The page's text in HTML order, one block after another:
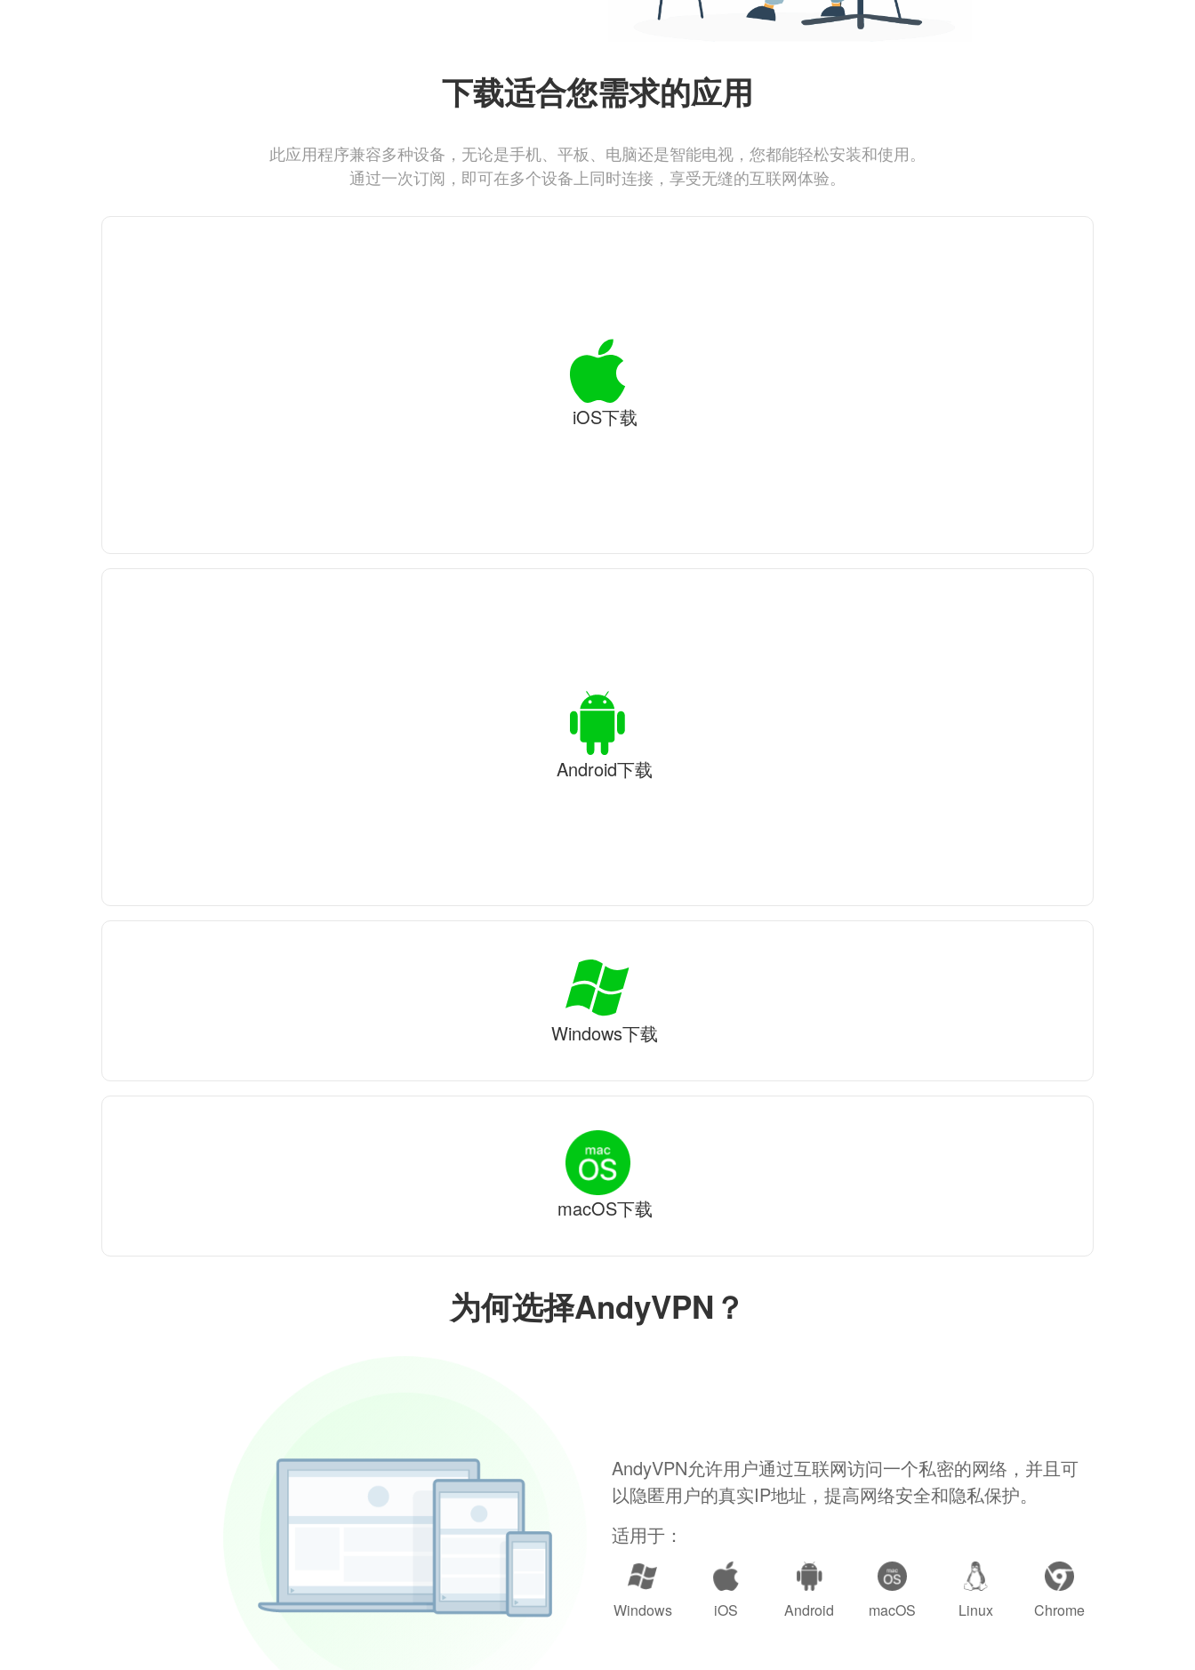
为何选择AndyVPN？
AndyVPN允许用户通过互联网访问一个私密的网络，并且可
以隐匿用户的真实IP地址，提高网络安全和隐私保护。
适用于：
Windows iOS Android macOS Linux Chrome
下载适合您需求的应用
此应用程序兼容多种设备，无论是手机、平板、电脑还是智能电视，您都能轻松安装和使用。
通过一次订阅，即可在多个设备上同时连接，享受无缝的互联网体验。
iOS下载
Android下载
Windows下载
macOS下载